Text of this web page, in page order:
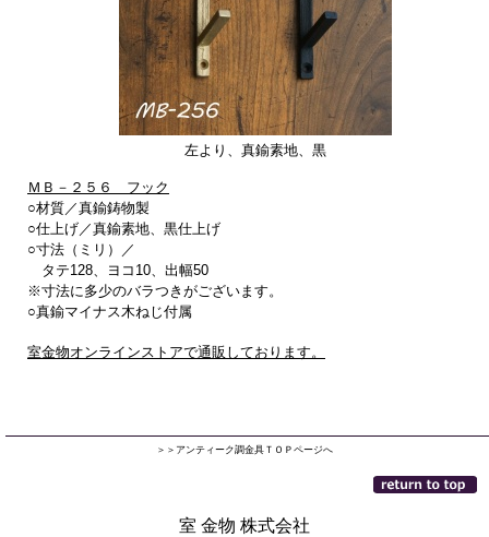
左より、真鍮素地、黒
ＭＢ－２５６ フック
○材質／真鍮鋳物製
○仕上げ／真鍮素地、黒仕上げ
○寸法（ミリ）／
タテ128、ヨコ10、出幅50
※寸法に多少のバラつきがございます。
○真鍮マイナス木ねじ付属
室金物オンラインストアで通販しております。
＞＞アンティーク調金具ＴＯＰページへ
室 金物 株式会社